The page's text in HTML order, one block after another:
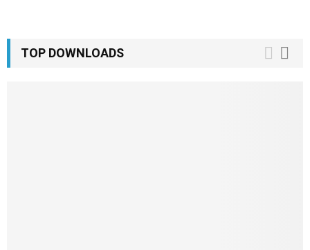
TOP DOWNLOADS